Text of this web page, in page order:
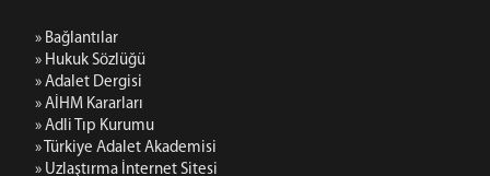
» Bağlantılar
» Hukuk Sözlüğü
» Adalet Dergisi
» AİHM Kararları
» Adli Tıp Kurumu
» Türkiye Adalet Akademisi
» Uzlaştırma İnternet Sitesi